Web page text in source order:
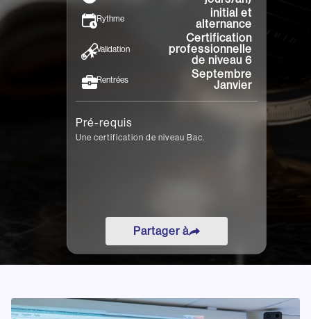
Rythme
initial et
alternance
Validation
Certification
professionnelle
de niveau 6
Rentrées
Septembre
Janvier
Pré-requis
Une certification de niveau Bac.
Partager à